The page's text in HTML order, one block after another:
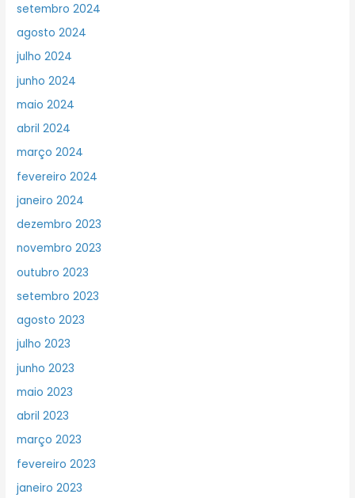
setembro 2024
agosto 2024
julho 2024
junho 2024
maio 2024
abril 2024
março 2024
fevereiro 2024
janeiro 2024
dezembro 2023
novembro 2023
outubro 2023
setembro 2023
agosto 2023
julho 2023
junho 2023
maio 2023
abril 2023
março 2023
fevereiro 2023
janeiro 2023